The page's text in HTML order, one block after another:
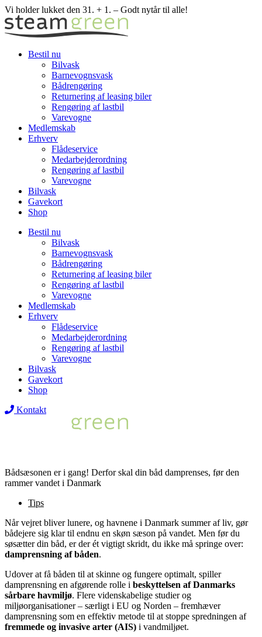
Skip
to
content
Vi holder lukket den 31. + 1. – Godt nytår til alle!
Bestil nu
Bilvask
Barnevognsvask
Bådrengøring
Returnering af leasing biler
Rengøring af lastbil
Varevogne
Medlemskab
Erhverv
Flådeservice
Medarbejderordning
Rengøring af lastbil
Varevogne
Bilvask
Gavekort
Shop
Bestil nu
Bilvask
Barnevognsvask
Bådrengøring
Returnering af leasing biler
Rengøring af lastbil
Varevogne
Medlemskab
Erhverv
Flådeservice
Medarbejderordning
Rengøring af lastbil
Varevogne
Bilvask
Gavekort
Shop
Kontakt
Bådsæsonen er i gang! Derfor skal din båd damprenses, før den
rammer vandet i Danmark
Tips
Når vejret bliver lunere, og havnene i Danmark summer af liv, gør
bådejere sig klar til endnu en skøn sæson på vandet. Men før du
søsætter din båd, er der ét vigtigt skridt, du ikke må springe over:
damprensning af båden.
Udover at få båden til at skinne og fungere optimalt, spiller
damprensning en afgørende rolle i beskyttelsen af Danmarks
sårbare havmiljø. Flere videnskabelige studier og
miljøorganisationer – særligt i EU og Norden – fremhæver
damprensning som en effektiv metode til at stoppe spredningen af
fremmede og invasive arter (AIS) i vandmiljøet.